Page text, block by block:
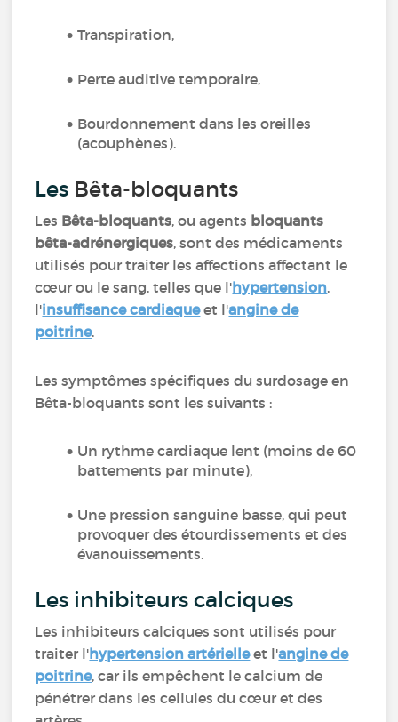
Transpiration,
Perte auditive temporaire,
Bourdonnement dans les oreilles
(acouphènes).
Les Bêta-bloquants
Les Bêta-bloquants, ou agents bloquants
bêta-adrénergiques, sont des médicaments
utilisés pour traiter les affections affectant le
cœur ou le sang, telles que l'hypertension,
l'insuffisance cardiaqueet l'angine de
poitrine.
Les symptômes spécifiques du surdosage en
Bêta-bloquants sont les suivants :
Un rythme cardiaque lent (moins de 60
battements par minute),
Une pression sanguine basse, qui peut
provoquer des étourdissements et des
évanouissements.
Les inhibiteurs calciques
Les inhibiteurs calciques sont utilisés pour
traiter l'hypertension artérielleet l'angine de
poitrine, car ils empêchent le calcium de
pénétrer dans les cellules du cœur et des